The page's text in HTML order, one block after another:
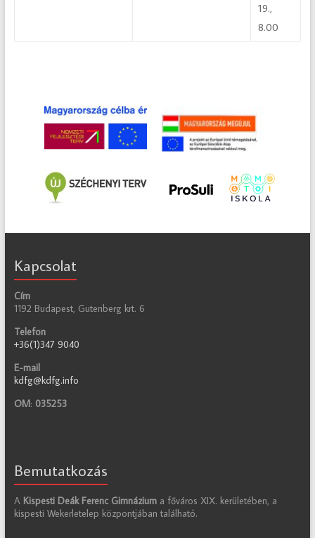
19.,
8.00
Kapcsolat
Cím
1192 Budapest, Gutenberg krt. 6
Telefon
+36(1)347 9040
E-mail
kdfg@kdfg.info
OM: 035253
Bemutatkozás
A Kispesti Deák Ferenc Gimnázium a főváros XIX. kerületében, a
kispesti Wekerletelep központjában található.